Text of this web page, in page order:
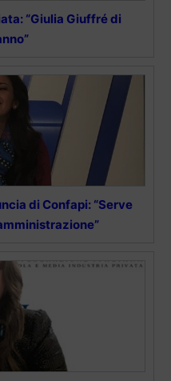
“Giulia Giuffré di
di Confapi: “Serve